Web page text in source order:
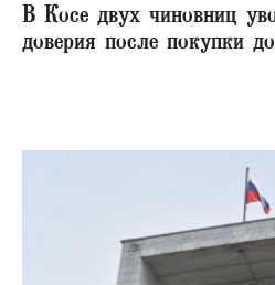
В Косе двух чиновниц
доверия после покупки